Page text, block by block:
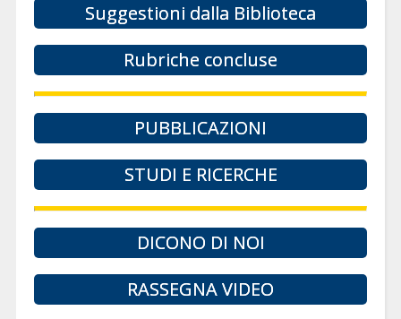
Suggestioni dalla Biblioteca
Rubriche concluse
PUBBLICAZIONI
STUDI E RICERCHE
DICONO DI NOI
RASSEGNA VIDEO